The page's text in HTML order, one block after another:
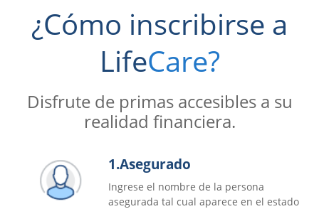
¿Cómo inscribirse a
LifeCare?
Disfrute de primas accesibles a su
realidad financiera.
1.Asegurado
Ingrese el nombre de la persona
asegurada tal cual aparece en el estado